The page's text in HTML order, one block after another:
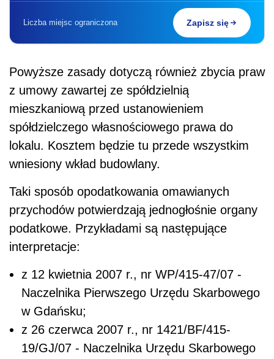
Liczba miejsc ograniczona Zapisz się
Powyższe zasady dotyczą również zbycia praw
z umowy zawartej ze spółdzielnią
mieszkaniową przed ustanowieniem
spółdzielczego własnościowego prawa do
lokalu. Kosztem będzie tu przede wszystkim
wniesiony wkład budowlany.
Taki sposób opodatkowania omawianych
przychodów potwierdzają jednogłośnie organy
podatkowe. Przykładami są następujące
interpretacje:
z 12 kwietnia 2007 r., nr WP/415-47/07 -
Naczelnika Pierwszego Urzędu Skarbowego
w Gdańsku;
z 26 czerwca 2007 r., nr 1421/BF/415-
19/GJ/07 - Naczelnika Urzędu Skarbowego